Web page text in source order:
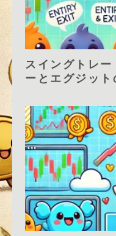
スイングトレー
ーとエグジッ